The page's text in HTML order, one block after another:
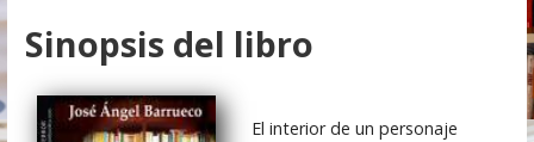
n
e
n
i
Sinopsis del libro
El interior de un personaje